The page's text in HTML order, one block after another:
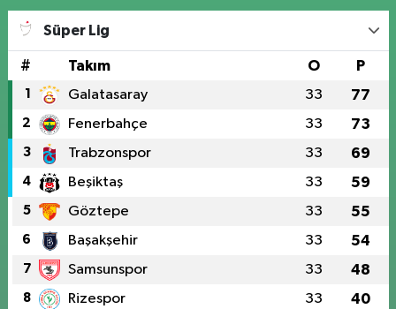
Süper Lig
# Takım O P
1 Galatasaray 33 77
2 Fenerbahçe 33 73
3 Trabzonspor 33 69
4 Beşiktaş 33 59
5 Göztepe 33 55
6 Başakşehir 33 54
7 Samsunspor 33 48
8 Rizespor 33 40